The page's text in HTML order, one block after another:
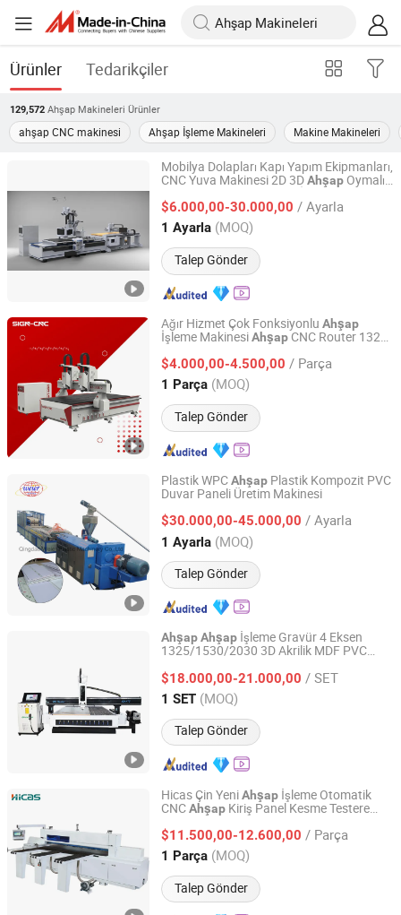
Ürünler Tedarikçiler
129,572 Ahşap Makineleri Ürünler
ahşap CNC makinesi Ahşap İşleme Makineleri Makine Makineleri
Mobilya Dolapları Kapı Yapım Ekipmanları,
CNC Yuva Makinesi 2D 3DAhşap Oymalı
Çift Spindle CNC Router Atc Etiketleme
$6.000,00-30.000,00 / Ayarla
1 Ayarla (MOQ)
Talep Gönder
SHANDONG IGOLDEN CNC TECHNOLOGY CO., LTD.
Shandong, China Fiyat 2017
Ağır Hizmet Çok Fonksiyonlu Ahşap
İşleme MakinesiAhşap CNC Router 1325
$4.000,00-4.500,00 / Parça
1 Parça (MOQ)
Talep Gönder
Shandong Acetech Intelligent Equipment Co., Ltd.
Shandong, China Fiyat 2025
Plastik WPCAhşap Plastik Kompozit PVC
Duvar Paneli Üretim Makinesi
$30.000,00-45.000,00 / Ayarla
1 Ayarla (MOQ)
Talep Gönder
Qingdao Weier Plastic Machinery Co., Ltd.
Shandong, China Fiyat 2009
AhşapAhşap İşleme Gravür 4 Eksen
1325/1530/2030 3D Akrilik MDF PVC
Router Makinesi
$18.000,00-21.000,00 / SET
1 SET (MOQ)
Talep Gönder
SHANDONG IGOLDEN CNC TECHNOLOGY CO., LTD.
Shandong, China Fiyat 2017
Hicas Çin YeniAhşap İşleme Otomatik
CNCAhşap Kiriş Panel Kesme Testere
$11.500,00-12.600,00 / Parça
1 Parça (MOQ)
Talep Gönder
Qingdao High-Class Service Import & Export Co., Ltd.
Shandong, China Fiyat 2016